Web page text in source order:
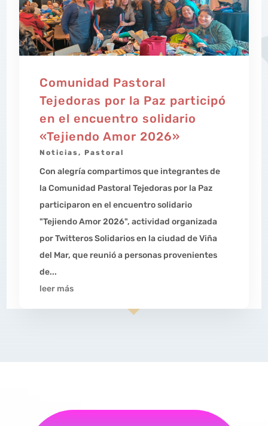
Comunidad Pastoral
Tejedoras por la Paz participó
en el encuentro solidario
«Tejiendo Amor 2026»
Noticias,Pastoral
Con alegría compartimos que integrantes de
la Comunidad Pastoral Tejedoras por la Paz
participaron en el encuentro solidario
"Tejiendo Amor 2026", actividad organizada
por Twitteros Solidarios en la ciudad de Viña
del Mar, que reunió a personas provenientes
de...
leer más